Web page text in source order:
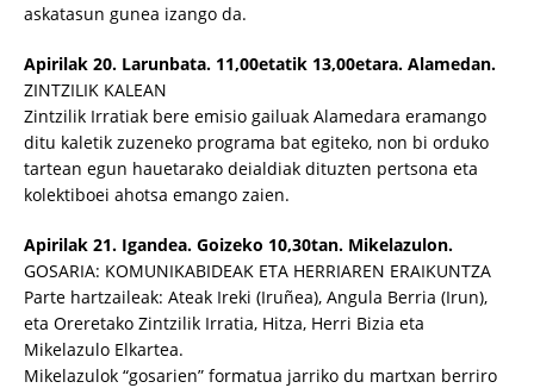
askatasun gunea izango da.
Apirilak 20. Larunbata. 11,00etatik 13,00etara. Alamedan.
ZINTZILIK KALEAN
Zintzilik Irratiak bere emisio gailuak Alamedara eramango
ditu kaletik zuzeneko programa bat egiteko, non bi orduko
tartean egun hauetarako deialdiak dituzten pertsona eta
kolektiboei ahotsa emango zaien.
Apirilak 21. Igandea. Goizeko 10,30tan. Mikelazulon.
GOSARIA: KOMUNIKABIDEAK ETA HERRIAREN ERAIKUNTZA
Parte hartzaileak: Ateak Ireki (Iruñea), Angula Berria (Irun),
eta Oreretako Zintzilik Irratia, Hitza, Herri Bizia eta
Mikelazulo Elkartea.
Mikelazulok “gosarien” formatua jarriko du martxan berriro